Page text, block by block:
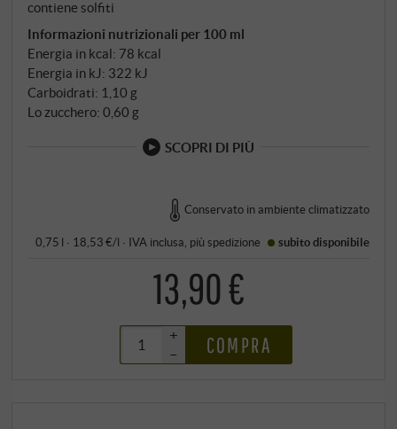
contiene solfiti
Informazioni nutrizionali per 100 ml
Energia in kcal: 78 kcal
Energia in kJ: 322 kJ
Carboidrati: 1,10 g
Lo zucchero: 0,60 g
SCOPRI DI PIÙ
Conservato in ambiente climatizzato
0,75 l · 18,53 €/l · IVA inclusa , piùspedizione subito disponibile
13,90 €
+
–
COMPRA